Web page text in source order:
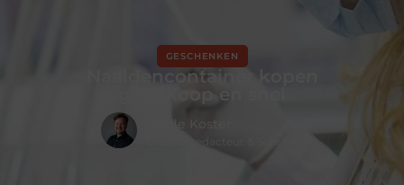
GESCHENKEN
Naaldencontainer kopen